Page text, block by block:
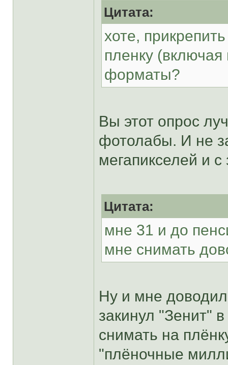
Цитата:
хоте,
пленку
форматы?
Вы этот опрос
фотолабы. И не
мегапикселей и
Цитата:
мне 31 и до
мне снимать
Ну и мне
закинул "Зенит"
снимать на
"плёночные